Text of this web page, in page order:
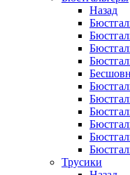
Назад
Трусики